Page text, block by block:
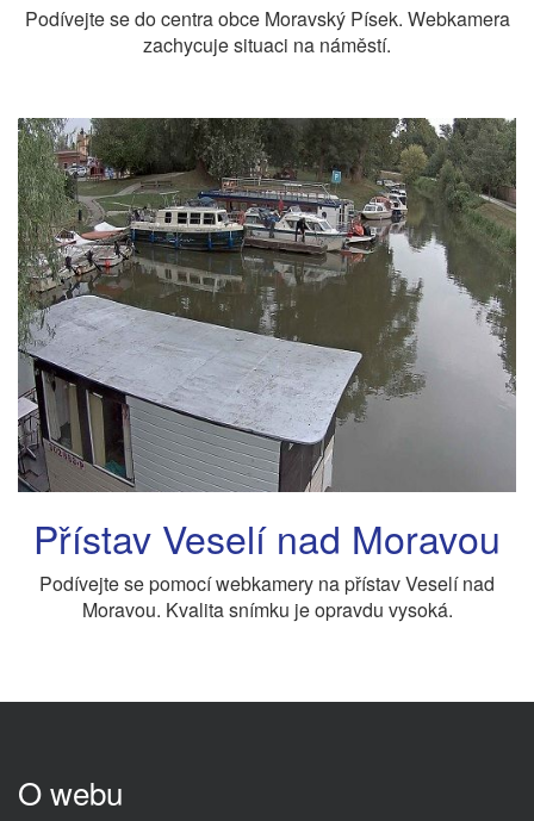
Podívejte se do centra obce Moravský Písek. Webkamera
zachycuje situaci na náměstí.
Přístav Veselí nad Moravou
Podívejte se pomocí webkamery na přístav Veselí nad
Moravou. Kvalita snímku je opravdu vysoká.
O webu